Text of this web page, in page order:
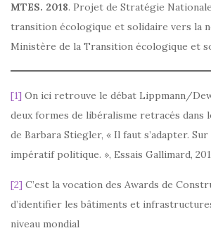
MTES. 2018. Projet de Stratégie
transition écologique et solidaire vers la
Ministère de la Transition écologique et
[1] On ici retrouve le débat Lippmann/
deux formes de libéralisme retracés dans
de Barbara Stiegler, « Il faut s’adapter.
impératif politique. », Essais Gallimard,
[2] C’est la vocation des Awards de
d’identifier les bâtiments et
niveau mondial